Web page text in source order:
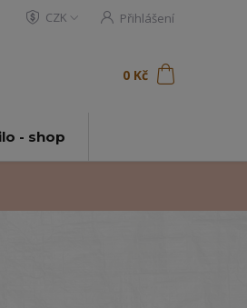
CZK Přihlášení
0 Kč
- shop